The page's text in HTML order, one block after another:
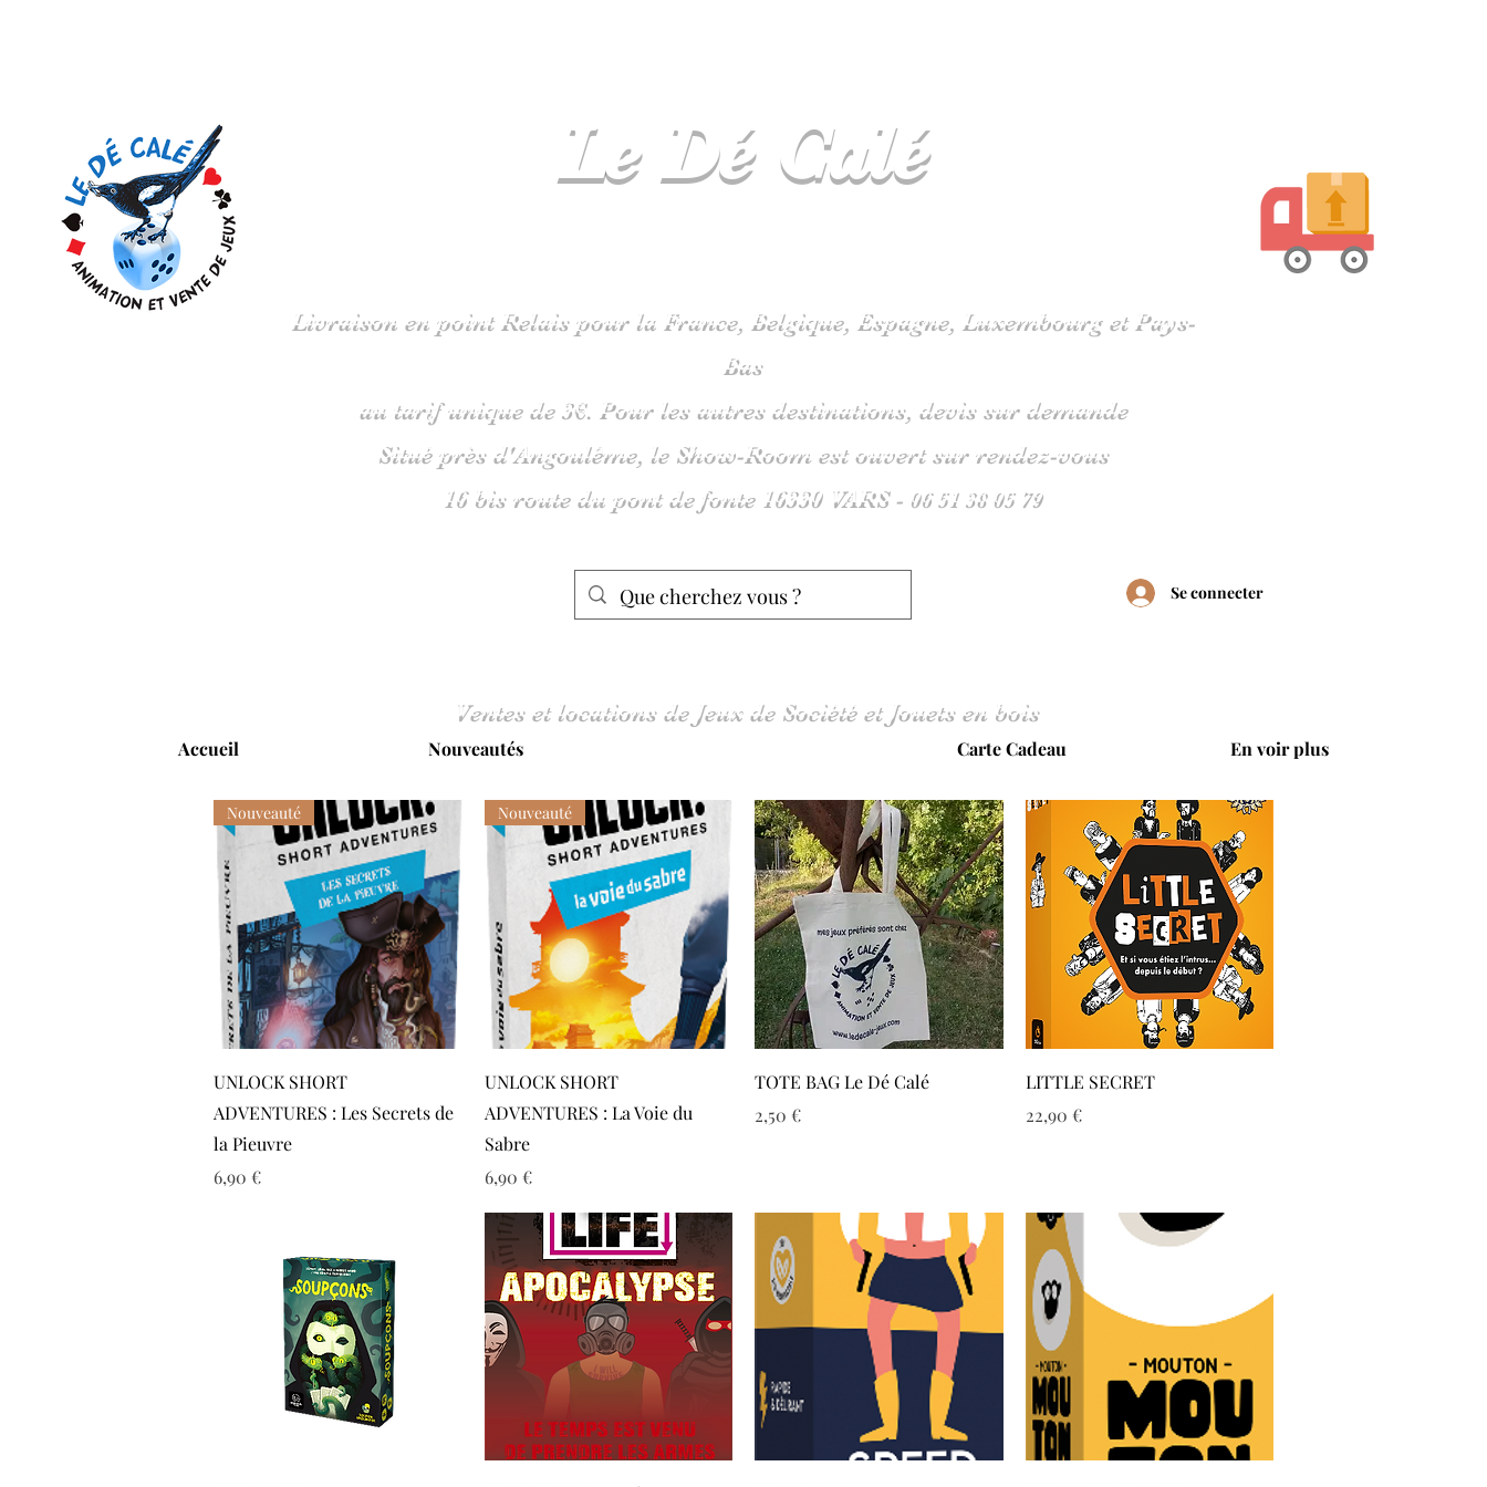
Le DéCalé
Livraison en point Relais pour la France, Belgique, Espagne, Luxembourg et Pays-
Bas
au tarif unique de 3€. Pour les autres destinations, devis sur demande
Situé près d'Angoulême, le Show-Room est ouvert sur rendez-vous
16 bis route du pont de fonte 16330 VARS - 0651 38 05 79
Se connecter
Ventes et locations de Jeux de Société et Jouets en bois
Accueil Nouveautés Carte Cadeau En voir plus
Aperçu rapide
Nouveauté
UNLOCK SHORT
ADVENTURES : Les Secrets de
la Pieuvre
Prix
6,90 €
Aperçu rapide
Nouveauté
UNLOCK SHORT
ADVENTURES : La Voie du
Sabre
Prix
6,90 €
Aperçu rapide
TOTE BAG Le Dé Calé
Prix
2,50 €
Aperçu rapide
LITTLE SECRET
Prix
22,90 €